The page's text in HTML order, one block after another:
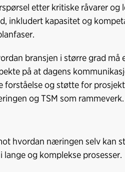
etter kritiske råvarer og
inkludert kapasitet og
bransjen i større grad må
på at dagens
og støtte for
og TSM som rammeverk.
hvordan næringen selv kan
og komplekse prosesser.